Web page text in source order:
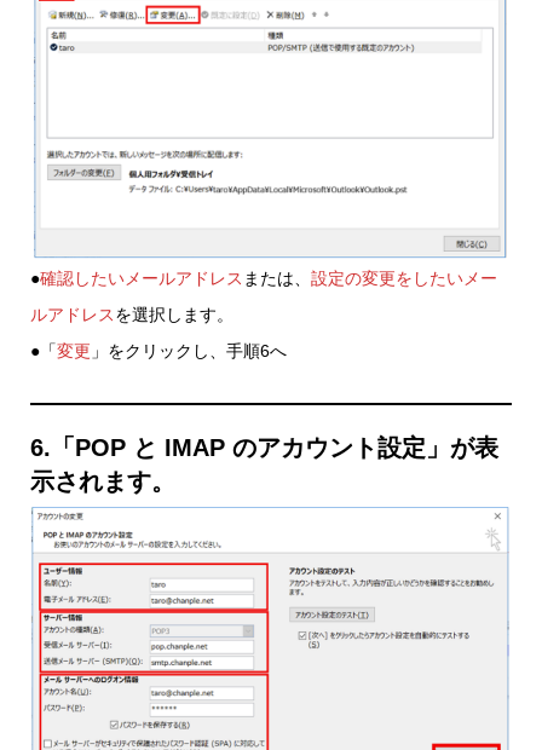
●確認したいメールアドレス または、 設定の変更をしたいメー
ルアドレスを選択します。
●「変更 」をクリックし、手順6へ
6.「POP と IMAP のアカウント設定」が表
示されます。